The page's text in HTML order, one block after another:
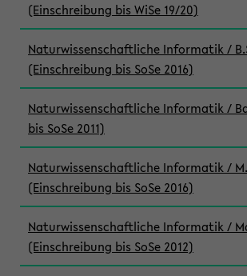
(Einschreibung bis WiSe 19/20)
Naturwissenschaftliche Informatik /
(Einschreibung bis SoSe 2016)
Naturwissenschaftliche Informatik /
bis SoSe 2011)
Naturwissenschaftliche Informatik /
(Einschreibung bis SoSe 2016)
Naturwissenschaftliche Informatik /
(Einschreibung bis SoSe 2012)